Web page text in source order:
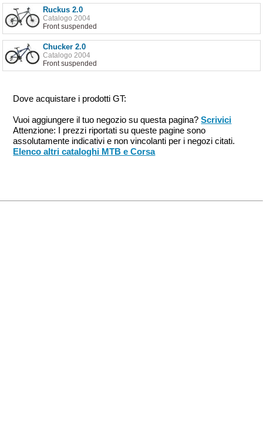
Ruckus 2.0
Catalogo 2004
Front suspended
Chucker 2.0
Catalogo 2004
Front suspended
Dove acquistare i prodotti GT:
Vuoi aggiungere il tuo negozio su questa pagina?Scrivici
Attenzione: I prezzi riportati su queste pagine sono
assolutamente indicativi e non vincolanti per i negozi citati.
Elenco altri cataloghi MTB e Corsa